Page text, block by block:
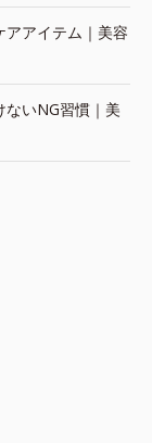
アイテム｜美容
いNG習慣｜美